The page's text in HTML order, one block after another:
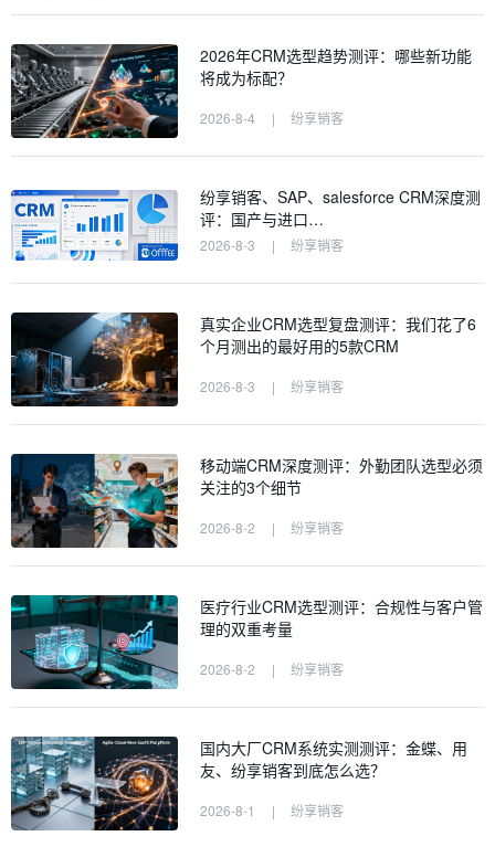
2026年CRM选型趋势测评：哪些新功能
将成为标配？
2026-8-4 | 纷享销客
纷享销客、SAP、salesforce CRM深度测
评：国产与进口…
2026-8-3 | 纷享销客
真实企业CRM选型复盘测评：我们花了6
个月测出的最好用的5款CRM
2026-8-3 | 纷享销客
移动端CRM深度测评：外勤团队选型必须
关注的3个细节
2026-8-2 | 纷享销客
医疗行业CRM选型测评：合规性与客户管
理的双重考量
2026-8-2 | 纷享销客
国内大厂CRM系统实测测评：金蝶、用
友、纷享销客到底怎么选？
2026-8-1 | 纷享销客